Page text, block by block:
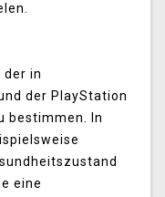
der in
der PlayStation
bestimmen. In
eine